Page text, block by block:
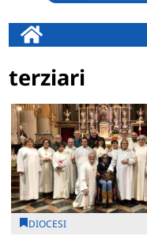
terziari
DIOCESI